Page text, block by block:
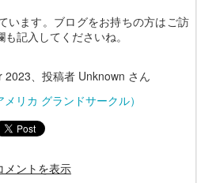
います。ブログをお持ちの方はご訪
記入してくださいね。
2023、投稿者 Unknown さん
リカ グランドサークル）
メントを表示